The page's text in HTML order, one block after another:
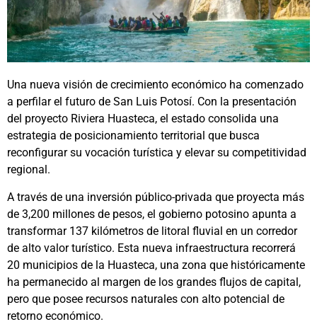
Una nueva visión de crecimiento económico ha comenzado
a perfilar el futuro de San Luis Potosí. Con la presentación
del proyecto Riviera Huasteca, el estado consolida una
estrategia de posicionamiento territorial que busca
reconfigurar su vocación turística y elevar su competitividad
regional.
A través de una inversión público-privada que proyecta más
de 3,200 millones de pesos, el gobierno potosino apunta a
transformar 137 kilómetros de litoral fluvial en un corredor
de alto valor turístico. Esta nueva infraestructura recorrerá
20 municipios de la Huasteca, una zona que históricamente
ha permanecido al margen de los grandes flujos de capital,
pero que posee recursos naturales con alto potencial de
retorno económico.